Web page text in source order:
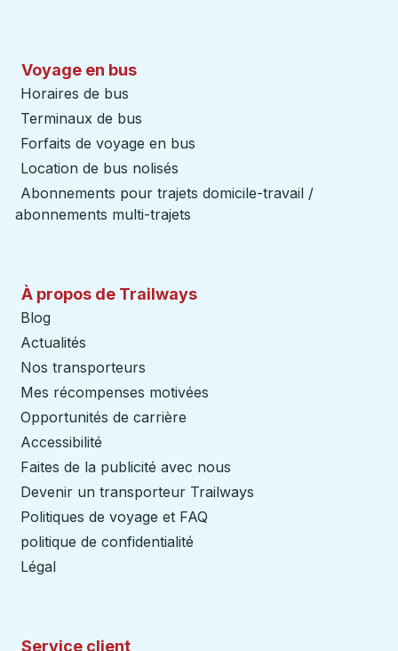
Voyage en bus
Horaires de bus
Terminaux de bus
Forfaits de voyage en bus
Location de bus nolisés
Abonnements pour trajets domicile-travail /
abonnements multi-trajets
À propos de Trailways
Blog
Actualités
Nos transporteurs
Mes récompenses motivées
Opportunités de carrière
Accessibilité
Faites de la publicité avec nous
Devenir un transporteur Trailways
Politiques de voyage et FAQ
politique de confidentialité
Légal
Service client